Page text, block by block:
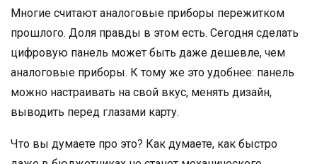
Многие считают аналоговые приборы пережитком
прошлого. Доля правды в этом есть. Сегодня сделать
цифровую панель может быть даже дешевле, чем
аналоговые приборы. К тому же это удобнее: панель
можно настраивать на свой вкус, менять дизайн,
выводить перед глазами карту.
Что вы думаете про это? Как думаете, как быстро